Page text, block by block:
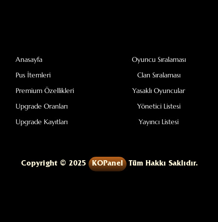
Anasayfa
Pus İtemleri
Premium Özellikleri
Upgrade Oranları
Upgrade Kayıtları
Oyuncu Sıralaması
Clan Sıralaması
Yasaklı Oyuncular
Yönetici Listesi
Yayıncı Listesi
Copyright © 2025 KOPanel Tüm Hakkı Saklıdır.